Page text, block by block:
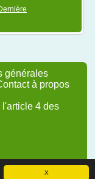
X
générales
à propos
l'article 4 des